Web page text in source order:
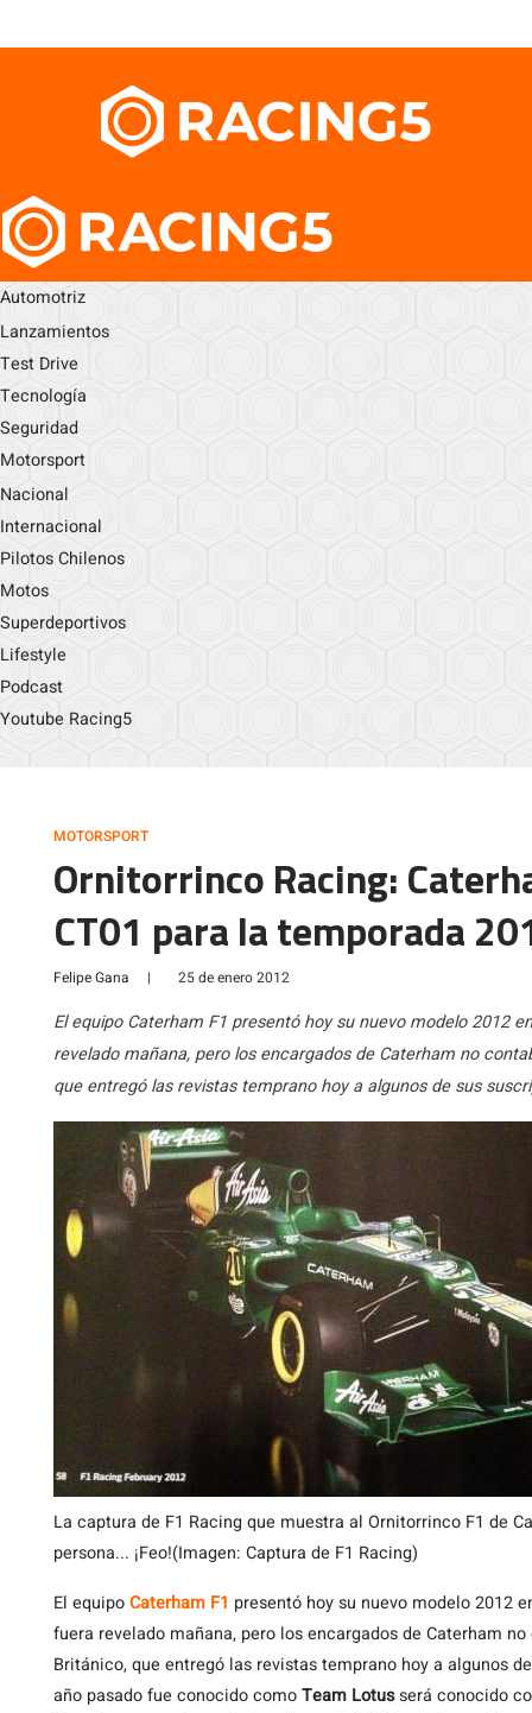
Automotriz
Lanzamientos
Test Drive
Tecnología
Seguridad
Motorsport
Nacional
Internacional
Pilotos Chilenos
Motos
Superdeportivos
Lifestyle
Podcast
Youtube Racing5
MOTORSPORT
Ornitorrinco Racing:
CT01 para la temporada
Felipe Gana | 25 de enero 2012
El equipo Caterham F1 presentó hoy su nuevo modelo 2012
revelado mañana, pero los encargados de Caterham no
que entregó las revistas temprano hoy a algunos de sus
La captura de F1 Racing que muestra al Ornitorrinco F1 de
persona... ¡Feo!(Imagen: Captura de F1 Racing)
El equipoCaterham F1 presentó hoy su nuevo modelo 2012
fuera revelado mañana, pero los encargados de Caterham
Británico, que entregó las revistas temprano hoy a algunos
año pasado fue conocido comoTeam Lotusserá conocido